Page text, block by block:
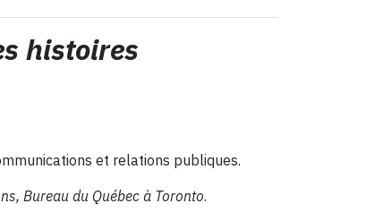
histoires
et relations publiques.
Bureau du Québec à Toronto.